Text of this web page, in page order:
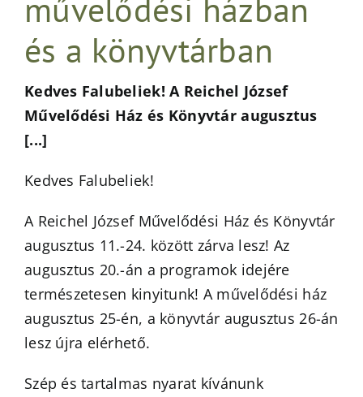
művelődési házban
és a könyvtárban
Kedves Falubeliek! A Reichel József
Művelődési Ház és Könyvtár augusztus
[...]
Kedves Falubeliek!
A Reichel József Művelődési Ház és Könyvtár
augusztus 11.-24. között zárva lesz! Az
augusztus 20.-án a programok idejére
természetesen kinyitunk! A művelődési ház
augusztus 25-én, a könyvtár augusztus 26-án
lesz újra elérhető.
Szép és tartalmas nyarat kívánunk